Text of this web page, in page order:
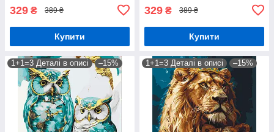
329 ₴ 389 ₴
Купити
329 ₴ 389 ₴
Купити
1+1=3 Деталі в описі –15% 1+1=3 Деталі в описі –15%